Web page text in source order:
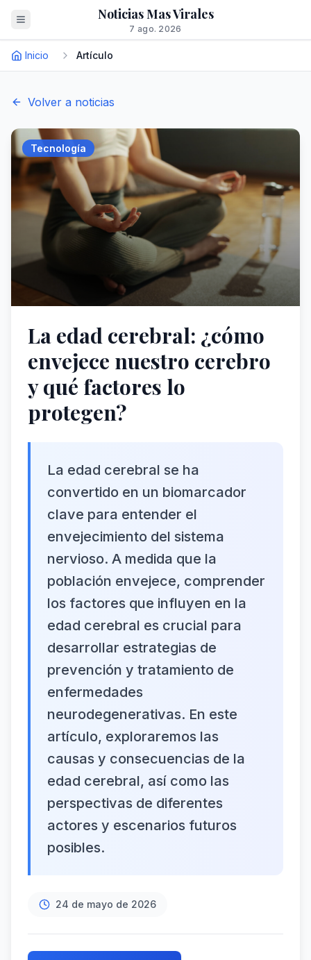
Noticias Mas Virales
7 ago. 2026
Inicio Artículo
Volver a noticias
Tecnología
La edad cerebral: ¿cómo
envejece nuestro cerebro
y qué factores lo
protegen?
La edad cerebral se ha
convertido en un biomarcador
clave para entender el
envejecimiento del sistema
nervioso. A medida que la
población envejece, comprender
los factores que influyen en la
edad cerebral es crucial para
desarrollar estrategias de
prevención y tratamiento de
enfermedades
neurodegenerativas. En este
artículo, exploraremos las
causas y consecuencias de la
edad cerebral, así como las
perspectivas de diferentes
actores y escenarios futuros
posibles.
24 de mayo de 2026